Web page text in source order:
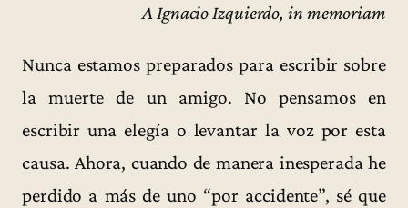
A Ignacio Izquierdo, in memoriam
Nunca estamos preparados para escribir sobre
la muerte de un amigo. No pensamos en
escribir una elegía o levantar la voz por esta
causa. Ahora, cuando de manera inesperada he
perdido a más de uno “por accidente”, sé que